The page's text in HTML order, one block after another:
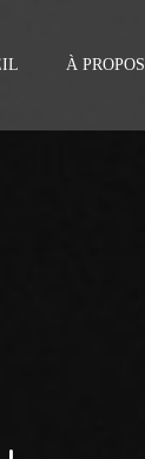
À PROPOS